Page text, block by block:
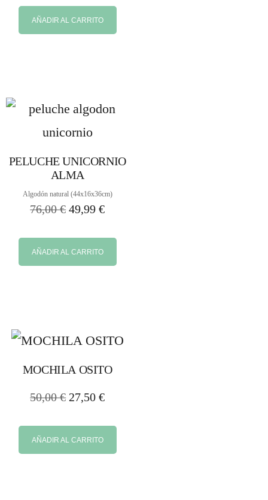
AÑADIR AL CARRITO
PELUCHE UNICORNIO
ALMA
Algodón natural (44x16x36cm)
76,00€ 49,99€
AÑADIR AL CARRITO
MOCHILA OSITO
50,00€ 27,50€
AÑADIR AL CARRITO